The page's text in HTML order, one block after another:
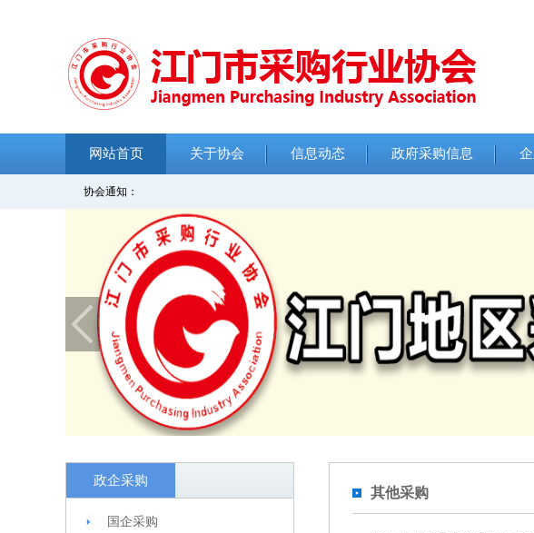
网站首页 关于协会 信息动态 政府采购信息
协会通知：
政企采购
国企采购
其他采购